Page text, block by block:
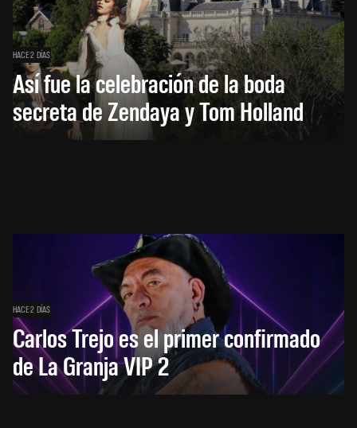
HACE 2 DÍAS
Así fue la celebración de la boda
secreta de Zendaya y Tom Holland
HACE 2 DÍAS
Carlos Trejo es el primer confirmado
de La Granja VIP 2